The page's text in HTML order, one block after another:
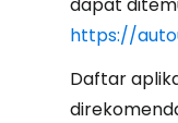
https://
Daftar